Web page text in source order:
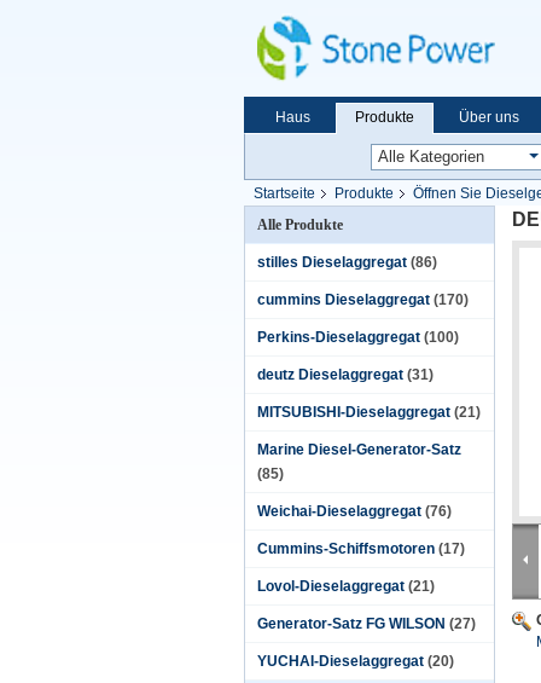
Haus Produkte Über uns
Startseite Produkte
Öffnen Sie
Alle Produkte
stilles Dieselaggregat (86)
cummins Dieselaggregat (170)
Perkins-Dieselaggregat (100)
deutz Dieselaggregat (31)
MITSUBISHI-Dieselaggregat (21)
Marine Diesel-Generator-Satz
(85)
Weichai-Dieselaggregat (76)
Cummins-Schiffsmotoren (17)
Lovol-Dieselaggregat (21)
Generator-Satz FG WILSON (27)
YUCHAI-Dieselaggregat (20)